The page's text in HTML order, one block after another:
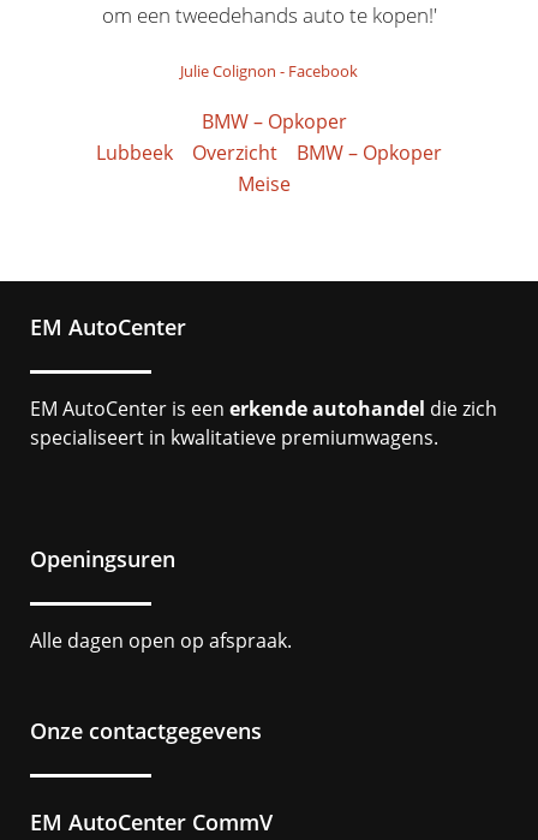
om een tweedehands auto te kopen!'
Julie Colignon - Facebook
BMW – Opkoper
Lubbeek
Overzicht
BMW – Opkoper
Meise
EM AutoCenter
EM AutoCenter is een erkende autohandel die zich
specialiseert in kwalitatieve premiumwagens.
Openingsuren
Alle dagen open op afspraak.
Onze contactgegevens
EM AutoCenter CommV